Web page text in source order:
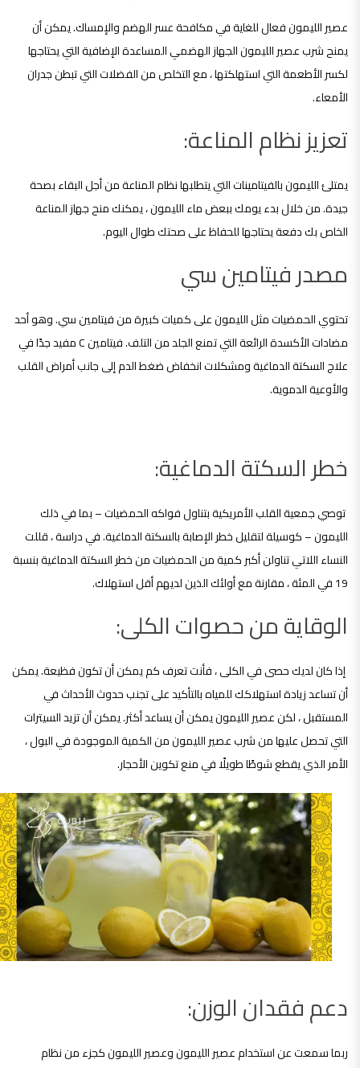
عصير الليمون فعال للغاية في مكافحة عسر الهضم والإمساك. يمكن أن
يمنح شرب عصير الليمون الجهاز الهضمي المساعدة الإضافية التي يحتاجها
لكسر الأطعمة التي استهلكتها ، مع التخلص من الفضلات التي تبطن جدران
الأمعاء.
تعزيز نظام المناعة:
يمتلئ الليمون بالفيتامينات التي يتطلبها نظام المناعة من أجل البقاء بصحة
جيدة. من خلال بدء يومك ببعض ماء الليمون ، يمكنك منح جهاز المناعة
الخاص بك دفعة يحتاجها للحفاظ على صحتك طوال اليوم.
مصدر فيتامين سي
تحتوي الحمضيات مثل الليمون على كميات كبيرة من فيتامين سي. وهو أحد
مضادات الأكسدة الرائعة التي تمنع الجلد من التلف. فيتامين C مفيد جدًا في
علاج السكتة الدماغية ومشكلات انخفاض ضغط الدم إلى جانب أمراض القلب
والأوعية الدموية.
خطر السكتة الدماغية:
توصي جمعية القلب الأمريكية بتناول فواكه الحمضيات – بما في ذلك
الليمون – كوسيلة لتقليل خطر الإصابة بالسكتة الدماغية. في دراسة ، قللت
النساء اللاتي تناولن أكبر كمية من الحمضيات من خطر السكتة الدماغية بنسبة
19 في المئة ، مقارنة مع أولئك الذين لديهم أقل استهلاك.
الوقاية من حصوات الكلى:
إذا كان لديك حصى في الكلى ، فأنت تعرف كم يمكن أن تكون فظيعة. يمكن
أن تساعد زيادة استهلاكك للمياه بالتأكيد على تجنب حدوث الأحداث في
المستقبل ، لكن عصير الليمون يمكن أن يساعد أكثر. يمكن أن تزيد السيترات
التي تحصل عليها من شرب عصير الليمون من الكمية الموجودة في البول ،
الأمر الذي يقطع شوطًا طويلًا في منع تكوين الأحجار.
دعم فقدان الوزن:
ربما سمعت عن استخدام عصير الليمون وعصير الليمون كجزء من نظام